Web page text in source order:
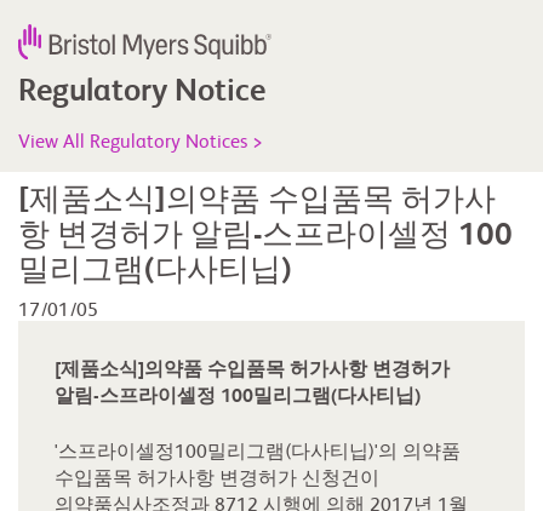
Regulatory Notice
View All Regulatory Notices >
[제품소식]의약품 수입품목 허가사
항 변경허가 알림-스프라이셀정 100
밀리그램(다사티닙)
17/01/05
[제품소식]의약품 수입품목 허가사항 변경허가
알림-스프라이셀정 100밀리그램(다사티닙)
'스프라이셀정100밀리그램(다사티닙)'의 의약품
수입품목 허가사항 변경허가 신청건이
의약품심사조정과 8712 시행에 의해 2017년 1월